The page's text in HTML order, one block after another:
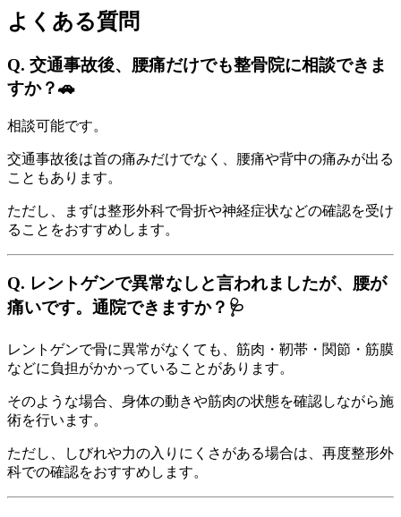
よくある質問
Q. 交通事故後、腰痛だけでも整骨院に相談できま
すか？🚗
相談可能です。
交通事故後は首の痛みだけでなく、腰痛や背中の痛みが出る
こともあります。
ただし、まずは整形外科で骨折や神経症状などの確認を受け
ることをおすすめします。
Q. レントゲンで異常なしと言われましたが、腰が
痛いです。通院できますか？🩺
レントゲンで骨に異常がなくても、筋肉・靭帯・関節・筋膜
などに負担がかかっていることがあります。
そのような場合、身体の動きや筋肉の状態を確認しながら施
術を行います。
ただし、しびれや力の入りにくさがある場合は、再度整形外
科での確認をおすすめします。